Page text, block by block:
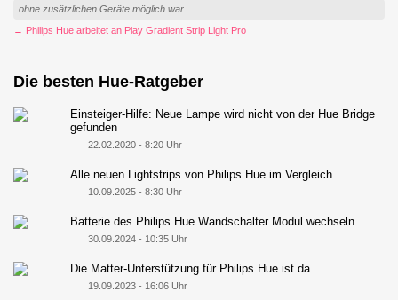
ohne zusätzlichen Geräte möglich war
→ Philips Hue arbeitet an Play Gradient Strip Light Pro
Die besten Hue-Ratgeber
Einsteiger-Hilfe: Neue Lampe wird nicht von der Hue Bridge
gefunden
22.02.2020 - 8:20 Uhr
Alle neuen Lightstrips von Philips Hue im Vergleich
10.09.2025 - 8:30 Uhr
Batterie des Philips Hue Wandschalter Modul wechseln
30.09.2024 - 10:35 Uhr
Die Matter-Unterstützung für Philips Hue ist da
19.09.2023 - 16:06 Uhr